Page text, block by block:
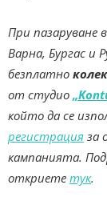
При пазаруване
Варна, Бургас и
безплатно
от студио
който да се
регистрация за
кампанията.
откриете тук.